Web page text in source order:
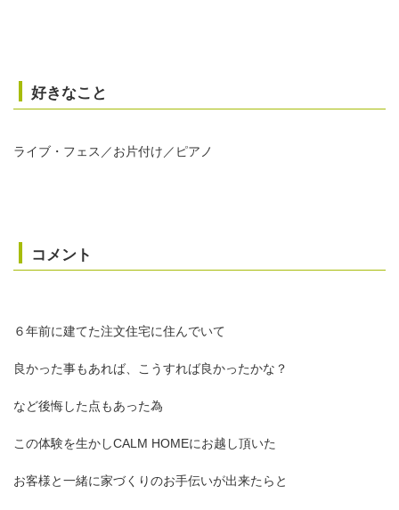
好きなこと
ライブ・フェス／お片付け／ピアノ
コメント
６年前に建てた注文住宅に住んでいて
良かった事もあれば、こうすれば良かったかな？
など後悔した点もあった為
この体験を生かしCALM HOMEにお越し頂いた
お客様と一緒に家づくりのお手伝いが出来たらと